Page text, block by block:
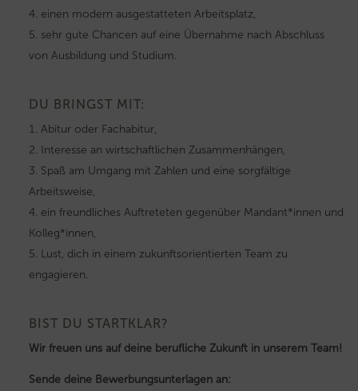
einen modern ausgestatteten Arbeitsplatz,
sehr gute Chancen auf eine Übernahme nach Abschluss
von Ausbildung und Studium.
DU BRINGST MIT:
Abitur oder Fachabitur,
Interesse an wirtschaftlichen Zusammenhängen,
Spaß am Umgang mit Zahlen und eine sorgfältige
Arbeitsweise,
ein freundliches Auftreteten gegenüber Mandant*innen und
Kolleg*innen,
Lust, dich in einem zukunftsorientierten Team zu
engagieren.
BIST DU STARTKLAR?
Wir freuen uns auf deine berufliche Zukunft in unserem Team!
Sende deine Bewerbungsunterlagen an: